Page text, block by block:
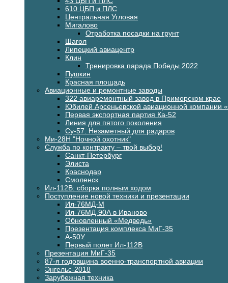
610 ЦБП и ПЛС
Центральная Угловая
Мигалово
Отработка посадки на грунт
Шагол
Липецкий авиацентр
Клин
Тренировка парада Победы 2022
Пушкин
Красная площадь
Авиационные и ремонтные заводы
322 авиаремонтный завод в Приморском крае
Юбилей Арсеньевской авиационной компании
Первая экспортная партия Ка-52
Линия для пятого поколения
Су-57. Незаметный для радаров
Ми-28Н "Ночной охотник"
Служба по контракту – твой выбор!
Санкт-Петербург
Элиста
Краснодар
Смоленск
Ил-112В: сборка полным ходом
Поступление новой техники и презентации
Ил-76МД-М
Ил-76МД-90А в Иваново
Обновленный «Медведь»
Презентация комплекса МиГ-35
А-50У
Первый полет Ил-112В
Презентация МиГ-35
87-я годовщина военно-транспортной авиации
Энгельс-2018
Зарубежная техника